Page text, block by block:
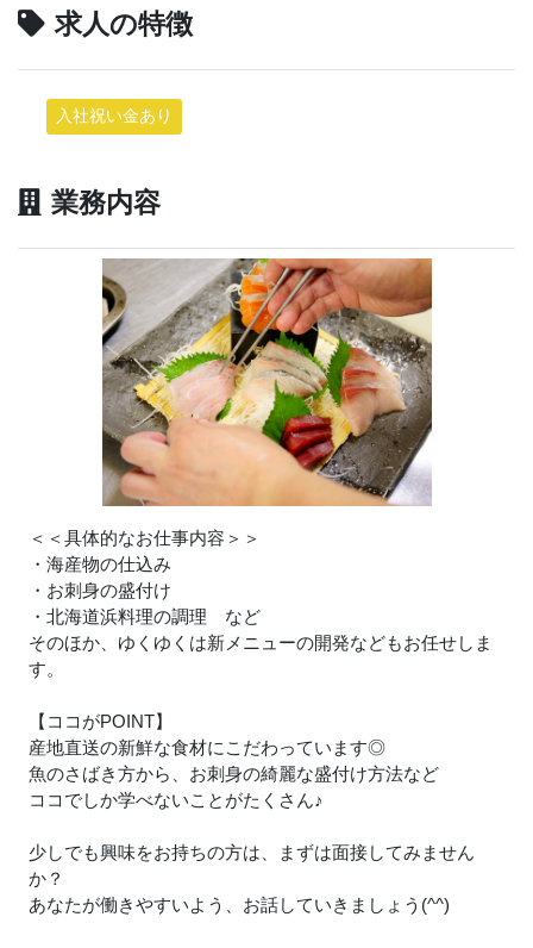
求人の特徴
入社祝い金あり
業務内容
＜＜具体的なお仕事内容＞＞
・海産物の仕込み
・お刺身の盛付け
・北海道浜料理の調理 など
そのほか、ゆくゆくは新メニューの開発などもお任せしま
す。
【ココがPOINT】
産地直送の新鮮な食材にこだわっています◎
魚のさばき方から、お刺身の綺麗な盛付け方法など
ココでしか学べないことがたくさん♪
少しでも興味をお持ちの方は、まずは面接してみません
か？
あなたが働きやすいよう、お話していきましょう(^^)